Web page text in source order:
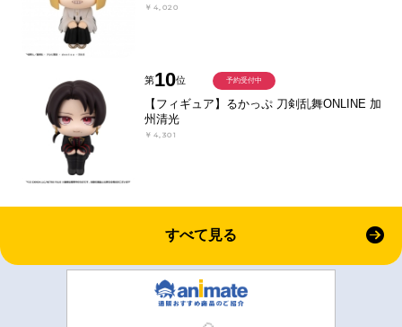
￥4,020
第10位
【フィギュア】るかっぷ 刀剣乱舞ONLINE 加
州清光
￥4,301
予約受付中
すべて見る